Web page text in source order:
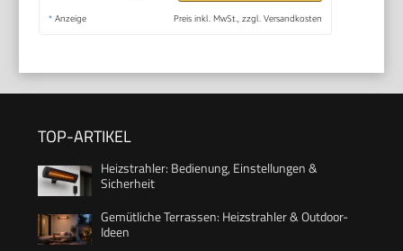
* Anzeige Preis inkl. MwSt., zzgl. Versandkosten
TOP-ARTIKEL
Heizstrahler: Bedienung, Einstellungen &
Sicherheit
Gemütliche Terrassen: Heizstrahler & Outdoor-
Ideen